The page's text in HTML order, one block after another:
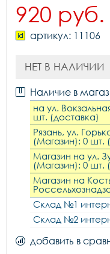
920 руб.
артикул: 11106
НЕТ В НАЛИЧИИ
Наличие в
на ул.
шт. (доставка)
Рязань, ул.
(Магазин): 0 шт.
Магазин на ул.
(Магазин): 0 шт.
Магазин на
Склад №1
Склад №2
добавить в